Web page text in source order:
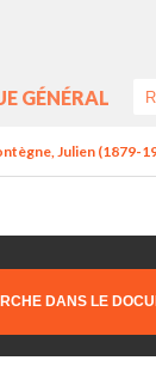
GÉNÉRAL
Julien (1879-
DANS LE